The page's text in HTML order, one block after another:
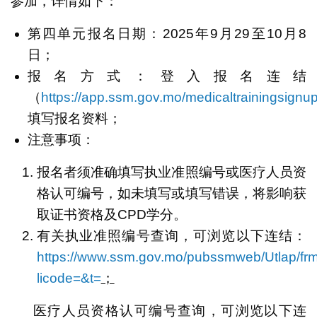
第四单元报名日期：2025年9月29至10月8
日；
报名方式：登入报名连结
（https://app.ssm.gov.mo/
填写报名资料；
注意事项：
报名者须准确填写执业准照编号或医疗人员资
格认可编号，如未填写或填写错误，将影响获
取证书资格及CPD学分。
有关执业准照编号查询，可浏览以下连结：
https://www.ssm.gov.mo/pubssmweb/Utlap/
licode=&t=；
医疗人员资格认可编号查询，可浏览以下连